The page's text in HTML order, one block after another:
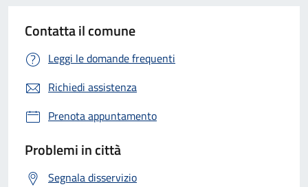
Contatta il comune
Leggi le domande frequenti
Richiedi assistenza
Prenota appuntamento
Problemi in città
Segnala disservizio